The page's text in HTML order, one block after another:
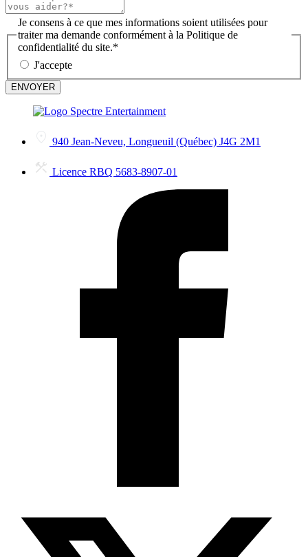
Je consens à ce que mes informations soient utilisées pour
traiter ma demande conformément à la Politique de
confidentialité du site.*
J'accepte
ENVOYER
940 Jean-Neveu, Longueuil (Québec) J4G 2M1
Licence RBQ 5683-8907-01